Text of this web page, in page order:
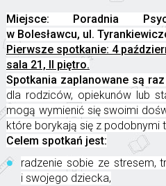
Miejsce: Poradnia
w Bolesławcu, ul.
Pierwsze spotkanie: 4
sala 21, II piętro.
Spotkania zaplanowane są
dla rodziców, opiekunów lub
mogą wymienić się swoimi
które borykają się z podobnymi
Celem spotkań jest:
radzenie sobie ze stresem,
i swojego dziecka,